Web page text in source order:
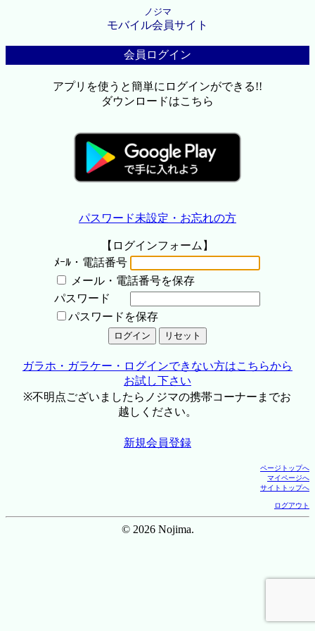
ノジマ
モバイル会員サイト
会員ログイン
アプリを使うと簡単にログインができる!!
ダウンロードはこちら
パスワード未設定・お忘れの方
【ログインフォーム】
ﾒｰﾙ・電話番号
メール・電話番号を保存
パスワード
パスワードを保存
ガラホ・ガラケー・ログインできない方はこちらから
お試し下さい
※不明点ございましたらノジマの携帯コーナーまでお
越しください。
新規会員登録
ページトップへ
マイページへ
サイトトップへ
ログアウト
© 2026 Nojima.